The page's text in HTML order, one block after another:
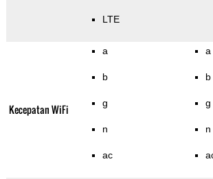
LTE
Kecepatan WiFi
a
b
g
n
ac
a
b
g
n